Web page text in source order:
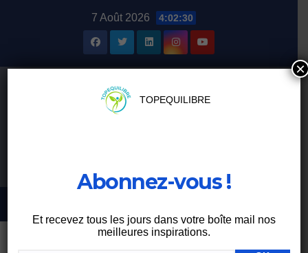
7 Août 2026 4:02:31
TOPEQUILIBRE
Abonnez-vous !
Et recevez tous les jours dans votre boîte mail nos
meilleures inspirations.
×